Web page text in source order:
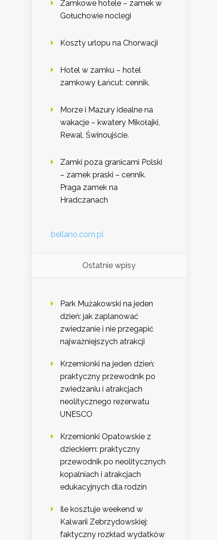
Zamkowe hotele – zamek w
Gołuchowie noclegi
Koszty urlopu na Chorwacji
Hotel w zamku – hotel
zamkowy Łańcut: cennik.
Morze i Mazury idealne na
wakacje – kwatery Mikołajki,
Rewal, Świnoujście.
Zamki poza granicami Polski
– zamek praski – cennik.
Praga zamek na
Hradczanach
bellano.com.pl
Ostatnie wpisy
Park Mużakowski na jeden
dzień: jak zaplanować
zwiedzanie i nie przegapić
najważniejszych atrakcji
Krzemionki na jeden dzień:
praktyczny przewodnik po
zwiedzaniu i atrakcjach
neolitycznego rezerwatu
UNESCO
Krzemionki Opatowskie z
dzieckiem: praktyczny
przewodnik po neolitycznych
kopalniach i atrakcjach
edukacyjnych dla rodzin
Ile kosztuje weekend w
Kalwarii Zebrzydowskiej:
faktyczny rozkład wydatków